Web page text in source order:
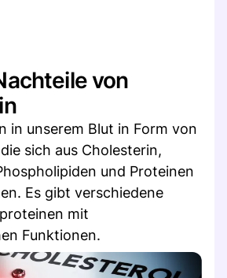
von
in unserem Blut in Form von
sich aus Cholesterin,
und Proteinen
Es gibt verschiedene
mit
Funktionen.